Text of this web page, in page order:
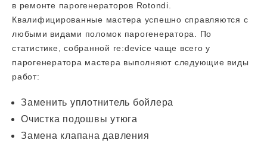
в ремонте парогенераторов Rotondi.
Квалифицированные мастера успешно справляются с
любыми видами поломок парогенератора. По
статистике, собранной re:device чаще всего у
парогенератора мастера выполняют следующие виды
работ:
Заменить уплотнитель бойлера
Очистка подошвы утюга
Замена клапана давления